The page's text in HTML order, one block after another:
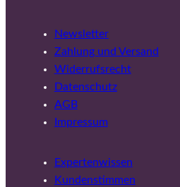
Newsletter
Zahlung und Versand
Widerrufsrecht
Datenschutz
AGB
Impressum
Expertenwissen
Kundenstimmen